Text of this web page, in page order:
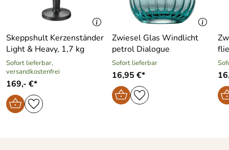
Skeppshult Kerzenständer
Light & Heavy, 1,7 kg
Sofort lieferbar,
versandkostenfrei
169,- €*
Zwiesel Glas Windlicht
petrol Dialogue
Sofort lieferbar
16,95 €*